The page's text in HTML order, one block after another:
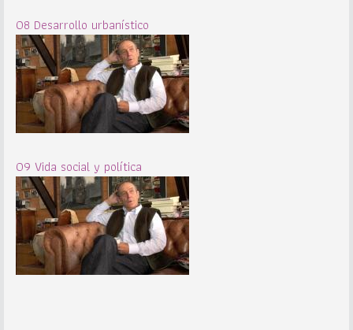
08 Desarrollo urbanístico
09 Vida social y política